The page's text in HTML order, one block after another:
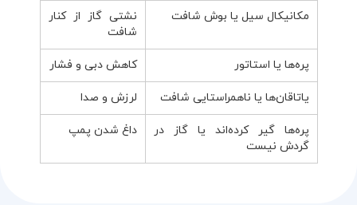
مکانیکال سیل یا بوش شافت
نشتی گاز از کنار
شافت
پره‌ها یا استاتور کاهش دبی و فشار
یاتاقان‌ها یا ناهمراستایی شافت لرزش و صدا
پره‌ها گیر کرده‌اند یا گاز در
گردش نیست
داغ شدن پمپ